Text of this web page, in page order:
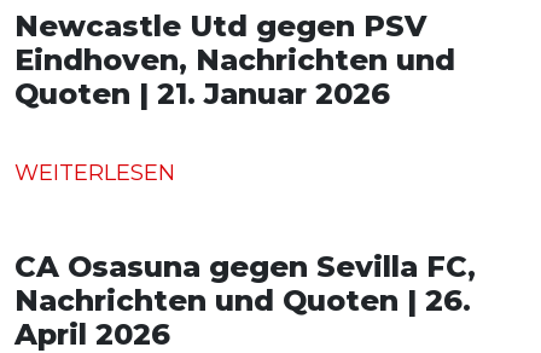
Newcastle Utd gegen PSV
Eindhoven, Nachrichten und
Quoten | 21. Januar 2026
WEITERLESEN
CA Osasuna gegen Sevilla FC,
Nachrichten und Quoten | 26.
April 2026